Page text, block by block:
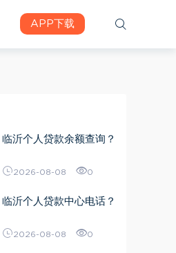
APP下载
临沂个人贷款余额查询？
2026-08-08 0
临沂个人贷款中心电话？
2026-08-08 0